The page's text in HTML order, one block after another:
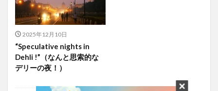
2025年12月10日
“Speculative nights in
Dehli !”（なんと思索的な
デリーの夜！）